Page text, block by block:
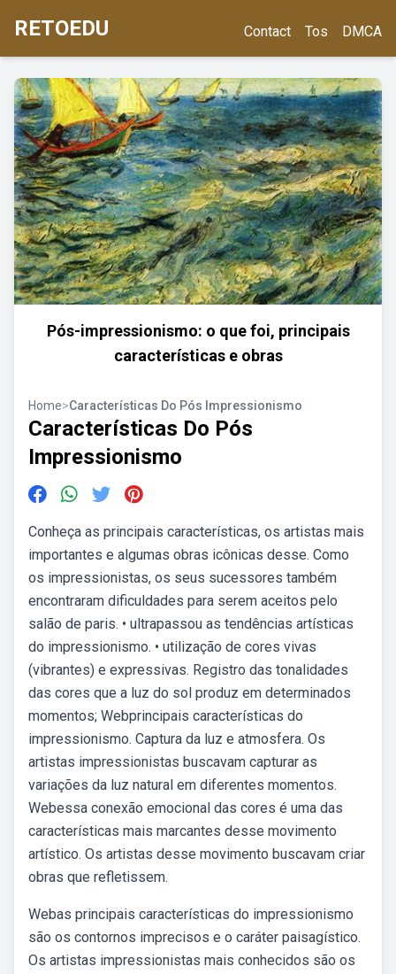
RETOEDU Contact Tos DMCA
Pós-impressionismo: o que foi, principais
características e obras
Home>Características Do Pós Impressionismo
Características Do Pós
Impressionismo
Conheça as principais características, os artistas mais
importantes e algumas obras icônicas desse. Como
os impressionistas, os seus sucessores também
encontraram dificuldades para serem aceitos pelo
salão de paris. • ultrapassou as tendências artísticas
do impressionismo. • utilização de cores vivas
(vibrantes) e expressivas. Registro das tonalidades
das cores que a luz do sol produz em determinados
momentos; Webprincipais características do
impressionismo. Captura da luz e atmosfera. Os
artistas impressionistas buscavam capturar as
variações da luz natural em diferentes momentos.
Webessa conexão emocional das cores é uma das
características mais marcantes desse movimento
artístico. Os artistas desse movimento buscavam criar
obras que refletissem.
Webas principais características do impressionismo
são os contornos imprecisos e o caráter paisagístico.
Os artistas impressionistas mais conhecidos são os